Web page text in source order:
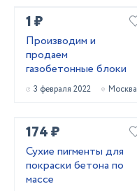
1 ₽
Производим и
продаем
газобетонные блоки
3 февраля 2022 Москва
174 ₽
Сухие пигменты для
покраски бетона по
массе